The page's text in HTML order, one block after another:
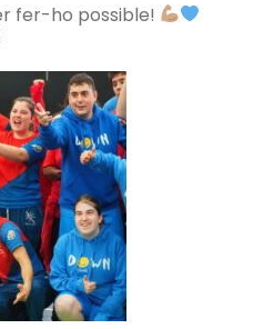
fer-ho possible!